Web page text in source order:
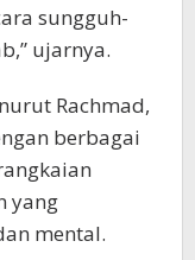
sungguh-
ujarnya.
Rachmad,
berbagai
yang
mental.